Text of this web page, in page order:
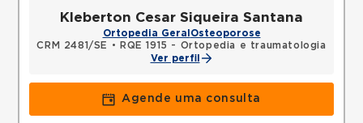
Kleberton Cesar Siqueira Santana
Ortopedia Geral Osteoporose
CRM 2481/SE
•
RQE 1915 - Ortopedia e traumatologia
Ver perfil
Agende uma consulta